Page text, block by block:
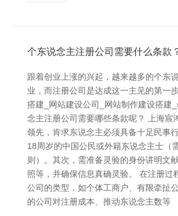
个东说念主注册公司需要什么条款
跟着创业上涨的兴起，越来越多的个东
业，而注册公司是达成这一主见的第一
搭建_网站建设公司_网站制作建设搭建
念主注册公司需要哪些条款呢？ 上海宸
领先，肯求东说念主必须具备十足民事
18周岁的中国公民或外籍东说念主士（
则）。其次，需准备灵验的身份讲明文
照等，并确保信息真确灵验。 在注册过
公司的类型，如个体工商户、有限牵扯
的公司对注册成本、推动东说念主数等